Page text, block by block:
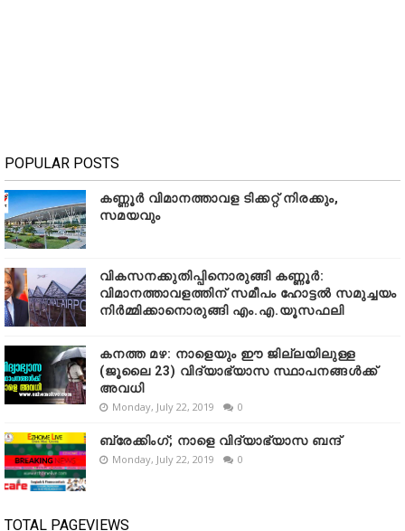
POPULAR POSTS
കണ്ണൂർ വിമാനത്താവള ടിക്കറ്റ് നിരക്കും,
സമയവും
വികസനക്കുതിപ്പിനൊരുങ്ങി കണ്ണൂർ:
വിമാനത്താവളത്തിന് സമീപം ഹോട്ടൽ സമുച്ചയം
നിർമ്മിക്കാനൊരുങ്ങി എം.എ.യൂസഫലി
കനത്ത മഴ: നാളെയും ഈ ജില്ലയിലുള്ള
(ജൂലൈ 23) വിദ്യാഭ്യാസ സ്ഥാപനങ്ങൾക്ക്
അവധി
Monday, July 22, 2019 0
ബ്രേക്കിംഗ്; നാളെ വിദ്യാഭ്യാസ ബന്ദ്
Monday, July 22, 2019 0
TOTAL PAGEVIEWS